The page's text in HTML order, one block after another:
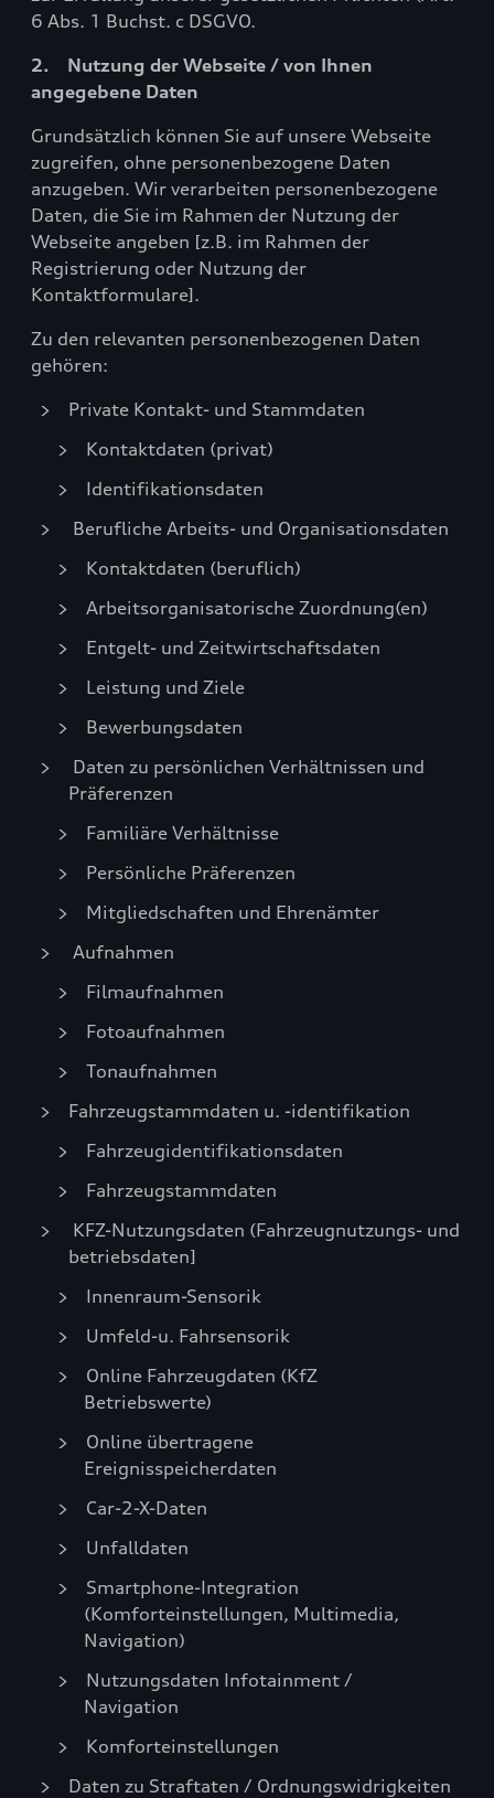
6 Abs. 1 Buchst. c DSGVO.
2. Nutzung der Webseite / von Ihnen
angegebene Daten
Grundsätzlich können Sie auf unsere Webseite
zugreifen, ohne personenbezogene Daten
anzugeben. Wir verarbeiten personenbezogene
Daten, die Sie im Rahmen der Nutzung der
Webseite angeben [z.B. im Rahmen der
Registrierung oder Nutzung der
Kontaktformulare].
Zu den relevanten personenbezogenen Daten
gehören:
Private Kontakt- und Stammdaten
Kontaktdaten (privat)
Identifikationsdaten
Berufliche Arbeits- und Organisationsdaten
Kontaktdaten (beruflich)
Arbeitsorganisatorische Zuordnung(en)
Entgelt- und Zeitwirtschaftsdaten
Leistung und Ziele
Bewerbungsdaten
Daten zu persönlichen Verhältnissen und
Präferenzen
Familiäre Verhältnisse
Persönliche Präferenzen
Mitgliedschaften und Ehrenämter
Aufnahmen
Filmaufnahmen
Fotoaufnahmen
Tonaufnahmen
Fahrzeugstammdaten u. -identifikation
Fahrzeugidentifikationsdaten
Fahrzeugstammdaten
KFZ-Nutzungsdaten (Fahrzeugnutzungs- und
betriebsdaten]
Innenraum-Sensorik
Umfeld-u. Fahrsensorik
Online Fahrzeugdaten (KfZ
Betriebswerte)
Online übertragene
Ereignisspeicherdaten
Car-2-X-Daten
Unfalldaten
Smartphone-Integration
(Komforteinstellungen, Multimedia,
Navigation)
Nutzungsdaten Infotainment /
Navigation
Komforteinstellungen
Daten zu Straftaten / Ordnungswidrigkeiten